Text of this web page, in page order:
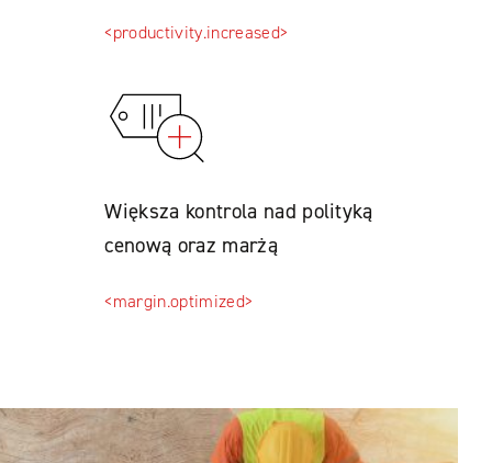
<productivity.increased>
Większa kontrola nad polityką
cenową oraz marżą
<margin.optimized>